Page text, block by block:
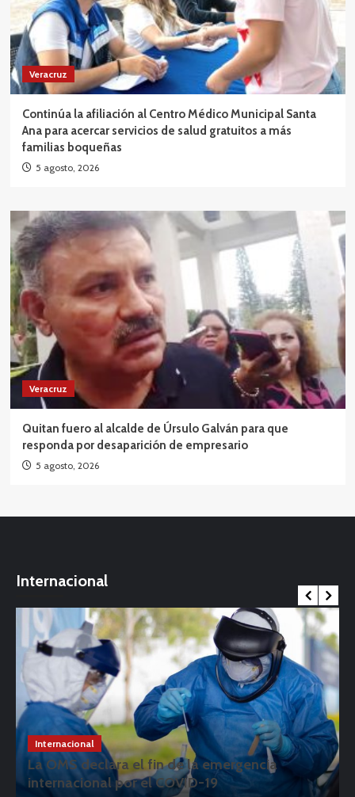
Veracruz
Continúa la afiliación al Centro Médico Municipal Santa
Ana para acercar servicios de salud gratuitos a más
familias boqueñas
5 agosto, 2026
Veracruz
Quitan fuero al alcalde de Úrsulo Galván para que
responda por desaparición de empresario
5 agosto, 2026
Internacional
Internacional
La OMS declara el fin de la emergencia
internacional por el COVID-19